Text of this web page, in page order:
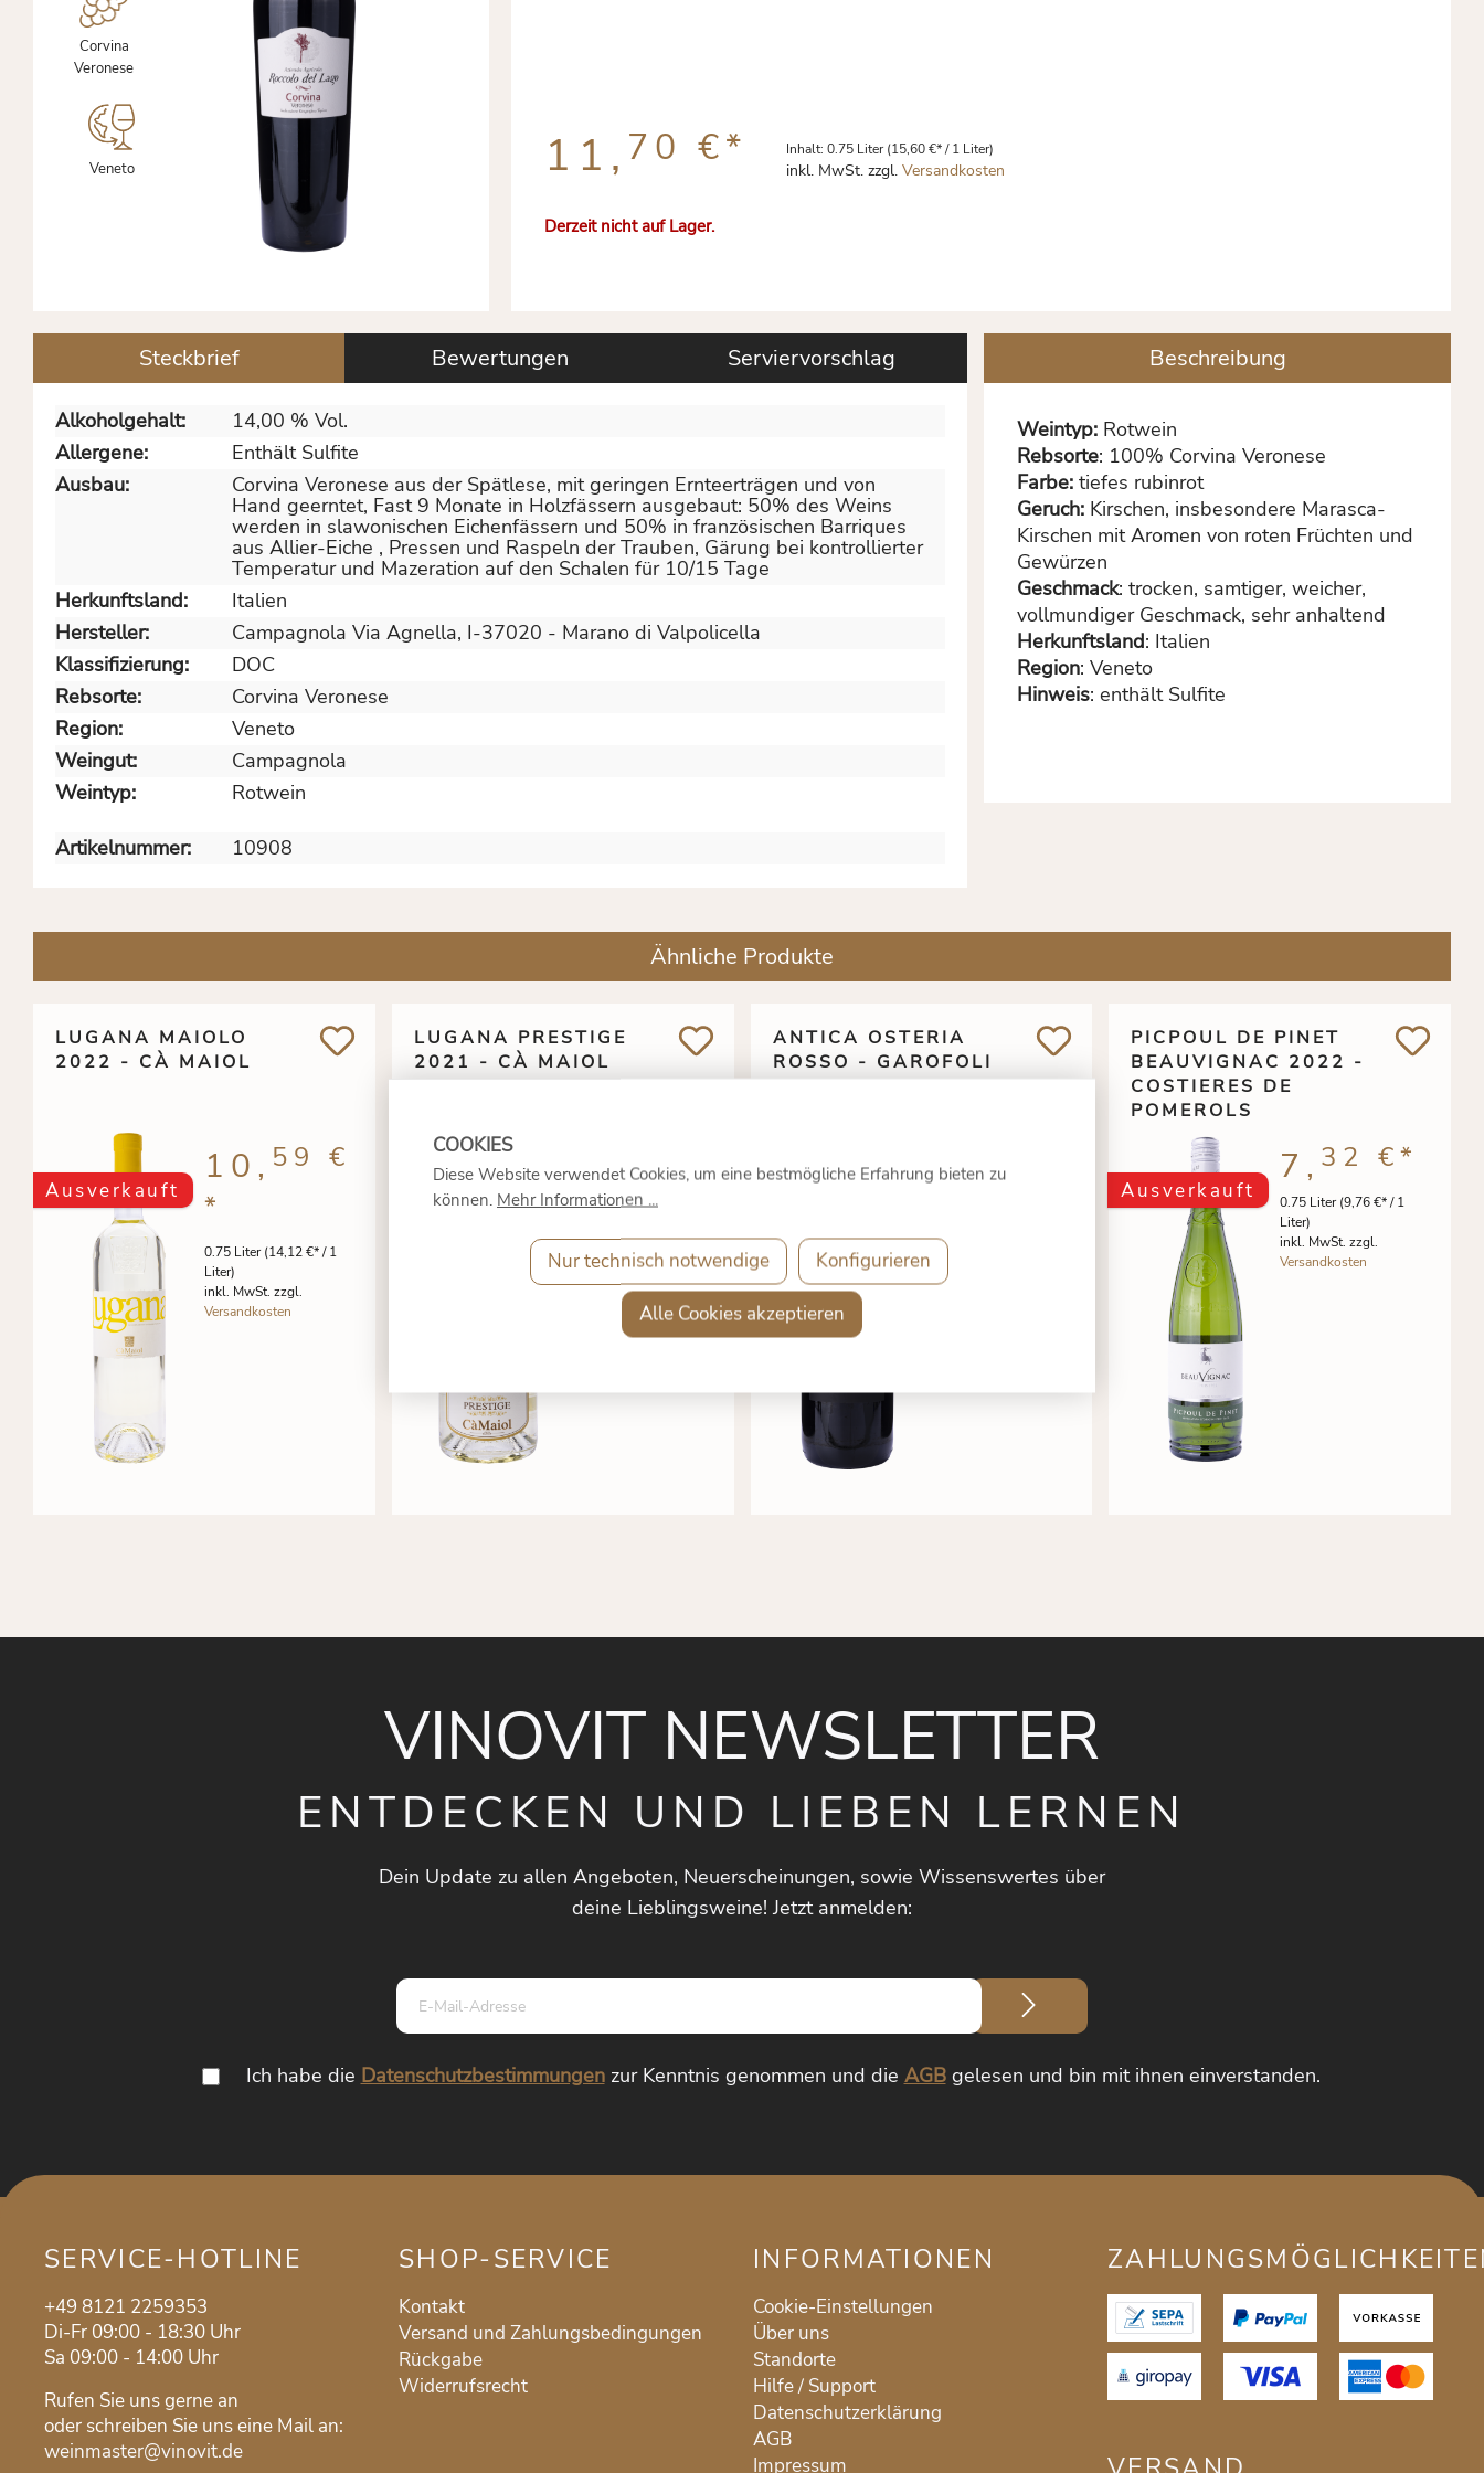
Corvina
Veronese
Veneto 11, 70 €* Inhalt: 0.75 Liter(15,60 €* / 1 Liter)
inkl. MwSt. zzgl. Versandkosten
Derzeit nicht auf Lager.
Steckbrief Bewertungen Serviervorschlag
Alkoholgehalt:
14,00 % Vol.
Allergene:
Enthält Sulfite
Ausbau:
Corvina Veronese aus der Spätlese, mit geringen Ernteerträgen und von
Hand geerntet, Fast 9 Monate in Holzfässern ausgebaut: 50% des Weins
werden in slawonischen Eichenfässern und 50% in französischen Barriques
aus Allier-Eiche , Pressen und Raspeln der Trauben, Gärung bei kontrollierter
Temperatur und Mazeration auf den Schalen für 10/15 Tage
Herkunftsland:
Italien
Hersteller:
Campagnola Via Agnella, I-37020 - Marano di Valpolicella
Klassifizierung:
DOC
Rebsorte:
Corvina Veronese
Region:
Veneto
Weingut:
Campagnola
Weintyp:
Rotwein
Artikelnummer: 10908
Beschreibung
Weintyp: Rotwein
Rebsorte: 100% Corvina Veronese
Farbe: tiefes rubinrot
Geruch: Kirschen, insbesondere Marasca-
Kirschen mit Aromen von roten Früchten und
Gewürzen
Geschmack: trocken, samtiger, weicher,
vollmundiger Geschmack, sehr anhaltend
Herkunftsland: Italien
Region: Veneto
Hinweis: enthält Sulfite
Ähnliche Produkte
LUGANA MAIOLO
2022 - CÀ MAIOL
Ausverkauft
0.75 Liter(14,12 €* / 1
Liter)
inkl. MwSt. zzgl.
Versandkosten
10, 59 €
*
LUGANA PRESTIGE
2021 - CÀ MAIOL
Ausverkauft
0.75 Liter
(17,20 €* / 1
Liter)
inkl. MwSt. zzgl.
Versandkosten
12, 90 €
*
ANTICA OSTERIA
ROSSO - GAROFOLI
Ausverkauft
inkl. MwSt. zzgl.
Versandkosten
5,99 €
PICPOUL DE PINET
BEAUVIGNAC 2022 -
COSTIERES DE
POMEROLS
Ausverkauft 0.75 Liter(9,76 €* / 1
Liter)
inkl. MwSt. zzgl.
Versandkosten
7, 32 €*
VINOVIT NEWSLETTER
ENTDECKEN UND LIEBEN LERNEN
Dein Update zu allen Angeboten, Neuerscheinungen, sowie Wissenswertes über
deine Lieblingsweine! Jetzt anmelden:
Adresse*
Ich habe die Datenschutzbestimmungenzur Kenntnis genommen und die AGBgelesen und bin mit ihnen einverstanden.
SERVICE-HOTLINE
+49 8121 2259353
Di-Fr 09:00 - 18:30 Uhr
Sa 09:00 - 14:00 Uhr
Rufen Sie uns gerne an
oder schreiben Sie uns eine Mail an:
weinmaster@vinovit.de
SHOP-SERVICE
Kontakt
Versand und Zahlungsbedingungen
Rückgabe
Widerrufsrecht
INFORMATIONEN
Cookie-Einstellungen
Über uns
Standorte
Hilfe / Support
Datenschutzerklärung
AGB
Impressum
Diese Website verwendet Cookies, um eine bestmögliche Erfahrung bieten zu
können. Mehr Informationen ...
Nur technisch notwendige Konfigurieren
Alle Cookies akzeptieren